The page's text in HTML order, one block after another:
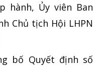
hành, Ủy viên Ban
Chủ tịch Hội LHPN
bố Quyết định số